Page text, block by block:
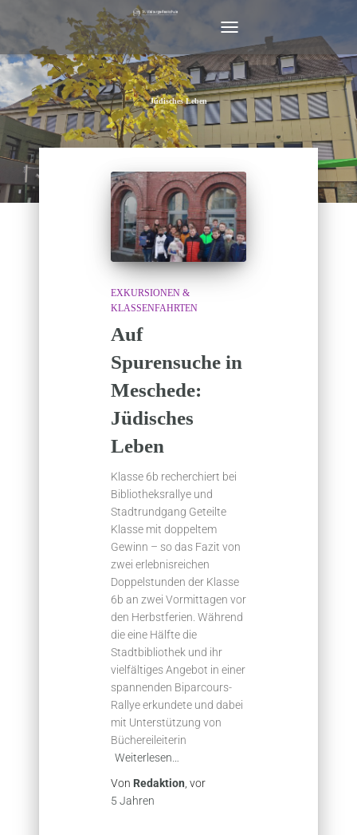
NAVIGATION
UMSCHALTEN
Jüdisches Leben
EXKURSIONEN &
KLASSENFAHRTEN
Auf
Spurensuche in
Meschede:
Jüdisches
Leben
Klasse 6b recherchiert bei
Bibliotheksrallye und
Stadtrundgang Geteilte
Klasse mit doppeltem
Gewinn – so das Fazit von
zwei erlebnisreichen
Doppelstunden der Klasse
6b an zwei Vormittagen vor
den Herbstferien. Während
die eine Hälfte die
Stadtbibliothek und ihr
vielfältiges Angebot in einer
spannenden Biparcours-
Rallye erkundete und dabei
mit Unterstützung von
Büchereileiterin
Weiterlesen…
Von Redaktion, vor
5 Jahren